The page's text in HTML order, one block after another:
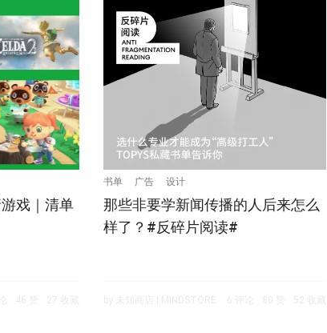
戏｜清单
书单 广告 设计
那些非要学新闻传播的人后来怎么
样了？#反碎片阅读#